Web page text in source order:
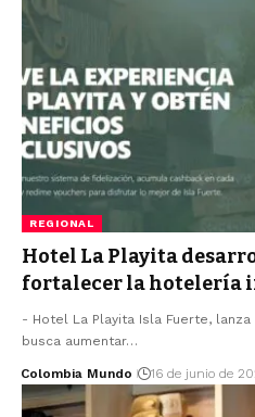
REGIONAL
Hotel La Playita
fortalecer la hotelería
- Hotel La Playita Isla Fuerte,
busca aumentar…
Colombia Mundo 16 de junio de